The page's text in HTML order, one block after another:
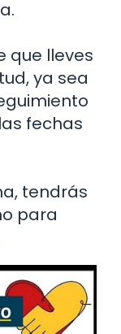
que lleves
ya sea
fechas
tendrás
para